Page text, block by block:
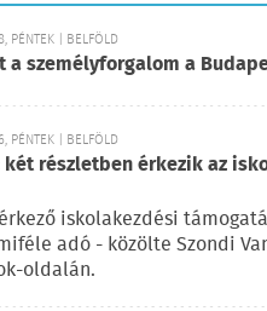
PÉNTEK | BELFÖLD
a személyforgalom a
PÉNTEK | BELFÖLD
két részletben érkezik az
iskolakezdési
adó - közölte Szondi
oldalán.